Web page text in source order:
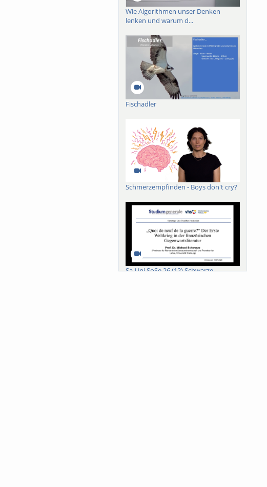
Wie Algorithmen unser Denken
lenken und warum d...
Fischadler
Schmerzempfinden - Boys don't cry?
Sa-Uni SoSe 26 (12) Schwarze